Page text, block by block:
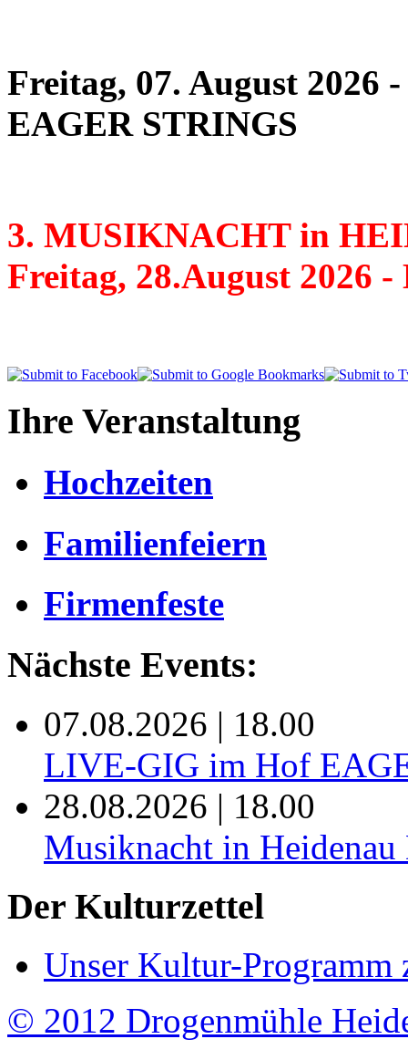
Freitag, 07. August 2026
EAGER STRINGS
3. MUSIKNACHT in
Freitag, 28.August 2026
Ihre Veranstaltung
Hochzeiten
Familienfeiern
Firmenfeste
Nächste Events:
07.08.2026 | 18.00
LIVE-GIG im Hof
28.08.2026 | 18.00
Musiknacht in
Der Kulturzettel
Unser Kultur-Programm
© 2012 Drogenmühle